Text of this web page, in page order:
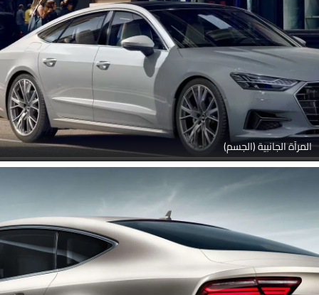
المرآة الجانبية (الجسم)